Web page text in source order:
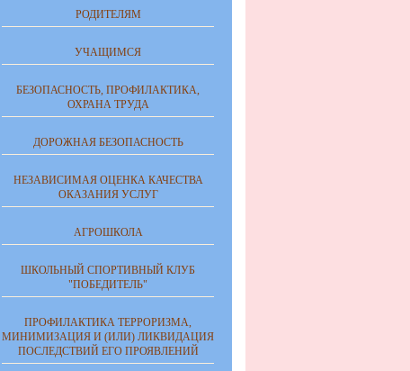
РОДИТЕЛЯМ
УЧАЩИМСЯ
БЕЗОПАСНОСТЬ, ПРОФИЛАКТИКА,
ОХРАНА ТРУДА
ДОРОЖНАЯ БЕЗОПАСНОСТЬ
НЕЗАВИСИМАЯ ОЦЕНКА КАЧЕСТВА
ОКАЗАНИЯ УСЛУГ
АГРОШКОЛА
ШКОЛЬНЫЙ СПОРТИВНЫЙ КЛУБ
"ПОБЕДИТЕЛЬ"
ПРОФИЛАКТИКА ТЕРРОРИЗМА,
МИНИМИЗАЦИЯ И (ИЛИ) ЛИКВИДАЦИЯ
ПОСЛЕДСТВИЙ ЕГО ПРОЯВЛЕНИЙ